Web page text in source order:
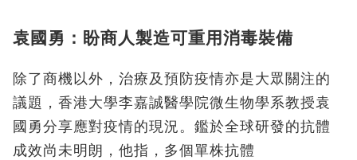
袁國勇：盼商人製造可重用消毒裝備
除了商機以外，治療及預防疫情亦是大眾關注的
議題，香港大學李嘉誠醫學院微生物學系教授袁
國勇分享應對疫情的現況。鑑於全球研發的抗體
成效尚未明朗，他指，多個單株抗體